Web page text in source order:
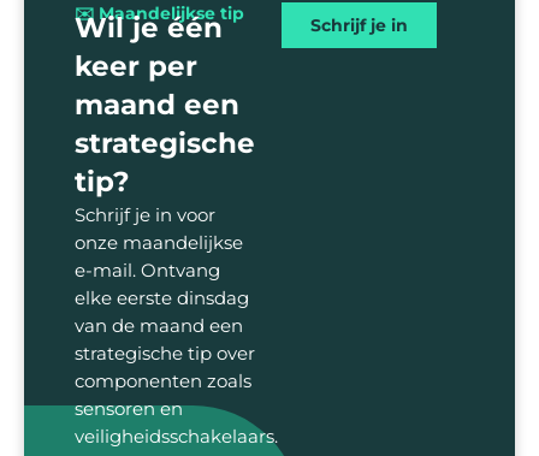
✉️ Maandelijkse tip
Wil je één
keer per
maand een
strategische
tip?
Schrijf je in voor
onze maandelijkse
e-mail. Ontvang
elke eerste dinsdag
van de maand een
strategische tip over
componenten zoals
sensoren en
veiligheidsschakelaars.
Schrijf je in